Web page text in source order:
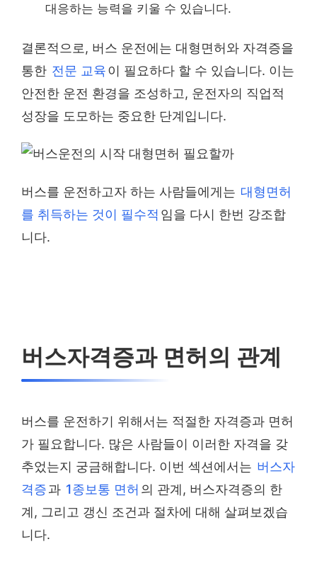
대응하는 능력을 키울 수 있습니다.
결론적으로, 버스 운전에는 대형면허와 자격증을
통한 전문 교육이 필요하다 할 수 있습니다. 이는
안전한 운전 환경을 조성하고, 운전자의 직업적
성장을 도모하는 중요한 단계입니다.
버스를 운전하고자 하는 사람들에게는 대형면허
를 취득하는 것이 필수적 임을 다시 한번 강조합
니다.
버스자격증과 면허의 관계
버스를 운전하기 위해서는 적절한 자격증과 면허
가 필요합니다. 많은 사람들이 이러한 자격을 갖
추었는지 궁금해합니다. 이번 섹션에서는 버스자
격증과 1종보통 면허 의 관계, 버스자격증의 한
계, 그리고 갱신 조건과 절차에 대해 살펴보겠습
니다.